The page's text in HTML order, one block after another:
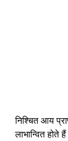
निश्चित आय
लाभान्वित